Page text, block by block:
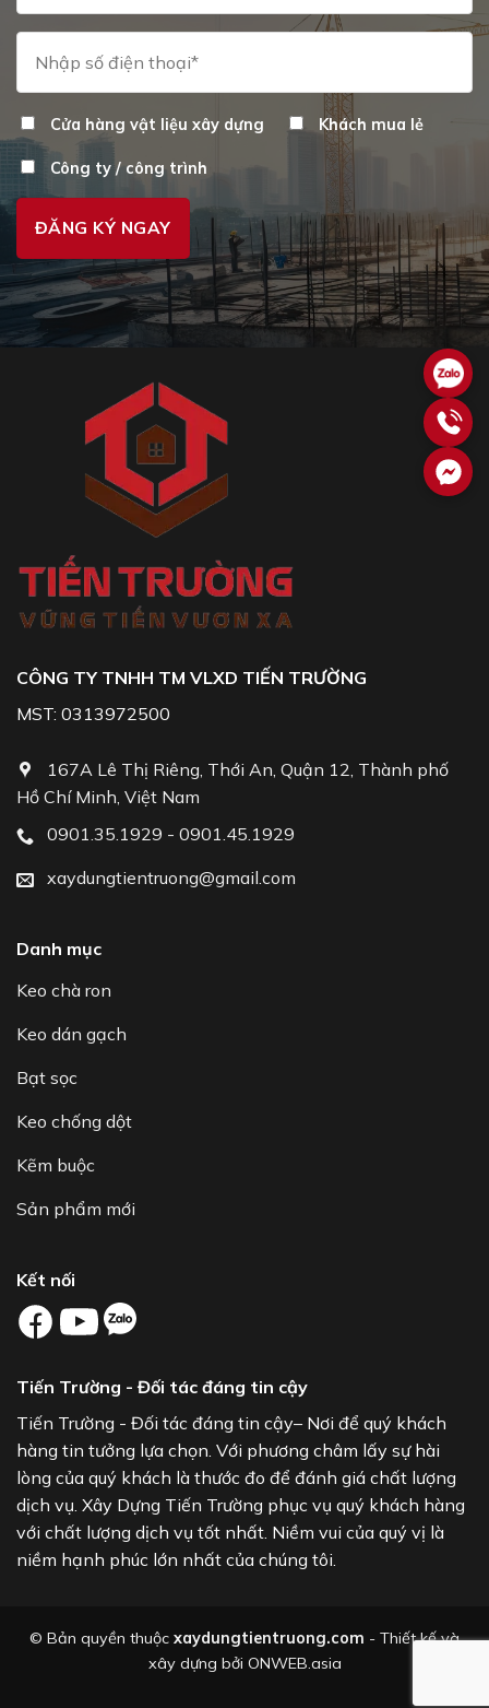
Cửa hàng vật liệu xây dựng Khách mua lẻ
Công ty / công trình
CÔNG TY TNHH TM VLXD TIẾN TRƯỜNG
MST: 0313972500
167A Lê Thị Riêng, Thới An, Quận 12, Thành phố
Hồ Chí Minh, Việt Nam
0901.35.1929 - 0901.45.1929
xaydungtientruong@gmail.com
Danh mục
Keo chà ron
Keo dán gạch
Bạt sọc
Keo chống dột
Kẽm buộc
Sản phẩm mới
Kết nối
Tiến Trường - Đối tác đáng tin cậy
Tiến Trường - Đối tác đáng tin cậy– Nơi để quý khách
hàng tin tưởng lựa chọn. Với phương châm lấy sự hài
lòng của quý khách là thước đo để đánh giá chất lượng
dịch vụ. Xây Dựng Tiến Trường phục vụ quý khách hàng
với chất lượng dịch vụ tốt nhất. Niềm vui của quý vị là
niềm hạnh phúc lớn nhất của chúng tôi.
© Bản quyền thuộc xaydungtientruong.com - Thiết kế và
xây dựng bởi ONWEB.asia